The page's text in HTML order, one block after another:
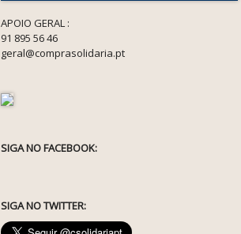
APOIO GERAL :
91 895 56 46
geral@comprasolidaria.pt
SIGA NO FACEBOOK:
SIGA NO TWITTER: